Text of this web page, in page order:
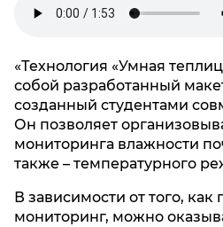
«Технология «Умная
собой разработанный
созданный студентами
Он позволяет
мониторинга влажности
также – температурного
В зависимости от того, как
мониторинг, можно